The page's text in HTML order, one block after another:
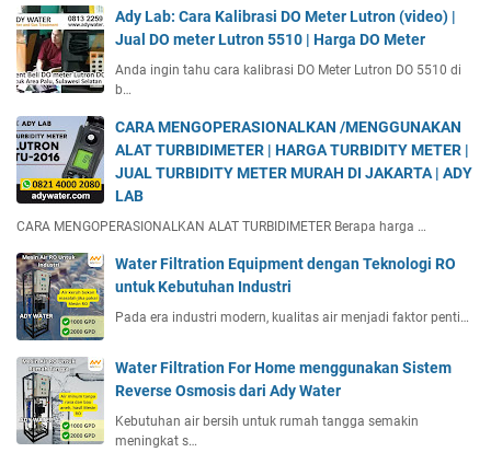
Ady Lab: Cara Kalibrasi DO Meter Lutron (video) |
Jual DO meter Lutron 5510 | Harga DO Meter
Anda ingin tahu cara kalibrasi DO Meter Lutron DO 5510 di
b…
CARA MENGOPERASIONALKAN /MENGGUNAKAN
ALAT TURBIDIMETER | HARGA TURBIDITY METER |
JUAL TURBIDITY METER MURAH DI JAKARTA | ADY
LAB
CARA MENGOPERASIONALKAN ALAT TURBIDIMETER Berapa harga …
Water Filtration Equipment dengan Teknologi RO
untuk Kebutuhan Industri
Pada era industri modern, kualitas air menjadi faktor penti…
Water Filtration For Home menggunakan Sistem
Reverse Osmosis dari Ady Water
Kebutuhan air bersih untuk rumah tangga semakin
meningkat s…